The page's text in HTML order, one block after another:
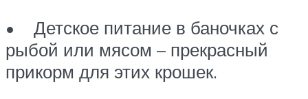
• Детское питание в баночках с
рыбой или мясом – прекрасный
прикорм для этих крошек.